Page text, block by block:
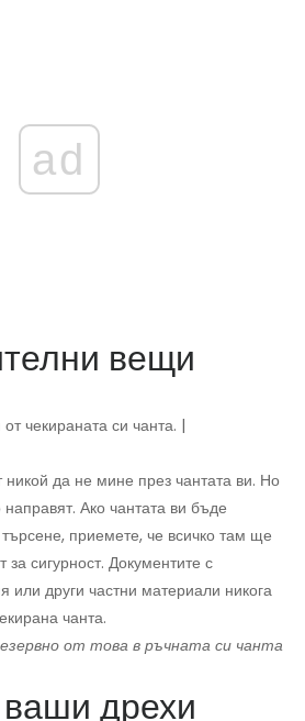
ad
вещи
чекираната си чанта. |
да не мине през чантата ви. Но
Ако чантата ви бъде
приемете, че всичко там ще
за сигурност. Документите с
други частни материали никога
чанта.
от това в ръчната си чанта
дрехи